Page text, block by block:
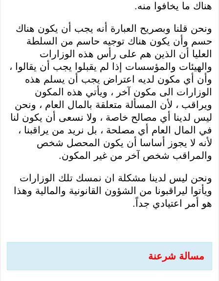
هناك ما يخافوا منه.
ونحن قلنا وبصريح العبارة أنه يجب أن يكون هناك
حسم وأن يكون هناك توجيه حاسم من السلطة
العليا أن الذين هم على رأس هذه الوزارات
والهيئات والمؤسسات إذا لم يقبلوا يجب أن يقالوا ،
وأن أي مكون لديه اعتراض يجب أن يسلم هذه
الوزارات الى مكون آخر ، ويأتي هذه المكون
ويراقب ، لأن المسألة متعلقة بالمال العام ، ونحن
ليس لدينا أي مصالح خاصة ، ولا نسعى أن يكون لنا
في المال العام أي مصلحة ، بل نريد من يراقبنا ،
لأنه لا يجوز أساسا أن يكون المحصل شخص
والمراقب شخص آخر من غير المكون.
ونحن ليس لدينا مشكلة ان نمسك تلك الوزارات
ويأتوا ليراقبونا من الشؤون القانونية والمالية وهذا
هو أمر اعتيادي جداً.
مسالة شرعنة